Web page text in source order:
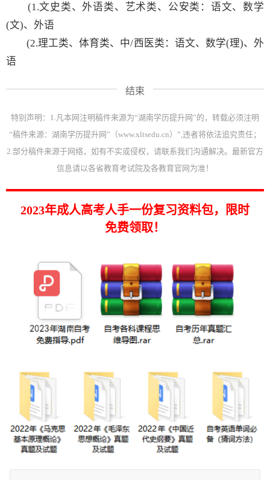
(1.文史类、外语类、艺术类、公安类：语文、数学
(文)、外语
(2.理工类、体育类、中/西医类：语文、数学(理)、外
语
结束
特别声明：1.凡本网注明稿件来源为“湖南学历提升网”的，转载必须注明
“稿件来源：湖南学历提升网”（www.xltsedu.cn）”,违者将依法追究责任；
2.部分稿件来源于网络，如有不实或侵权，请联系我们沟通解决。最新官方
信息请以各省教育考试院及各教育官网为准！
2023年成人高考人手一份复习资料包，限时
免费领取！